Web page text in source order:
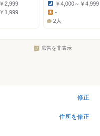
2,999
1,999
Dinner:
￥4,000～￥4,999
Lunch:
-
2人
広告を非表示
修正
住所を修正